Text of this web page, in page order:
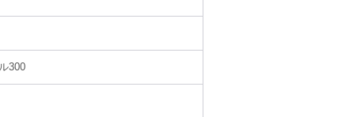
300